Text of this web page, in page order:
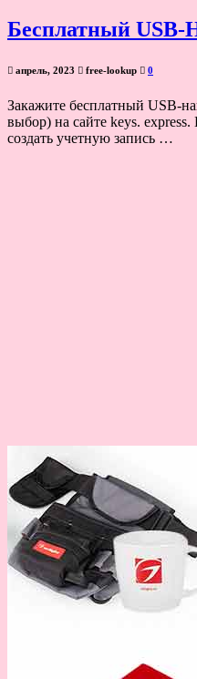
Бесплатный USB-
апрель, 2023 free-lookup 0
Закажите бесплатный USB-
выбор) на сайте keys.
создать учетную запись …